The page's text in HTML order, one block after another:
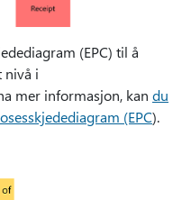
(EPC) til å
nivå i
mer informasjon, kan du
(EPC).